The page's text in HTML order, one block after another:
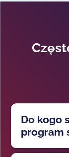
Do kogo
program